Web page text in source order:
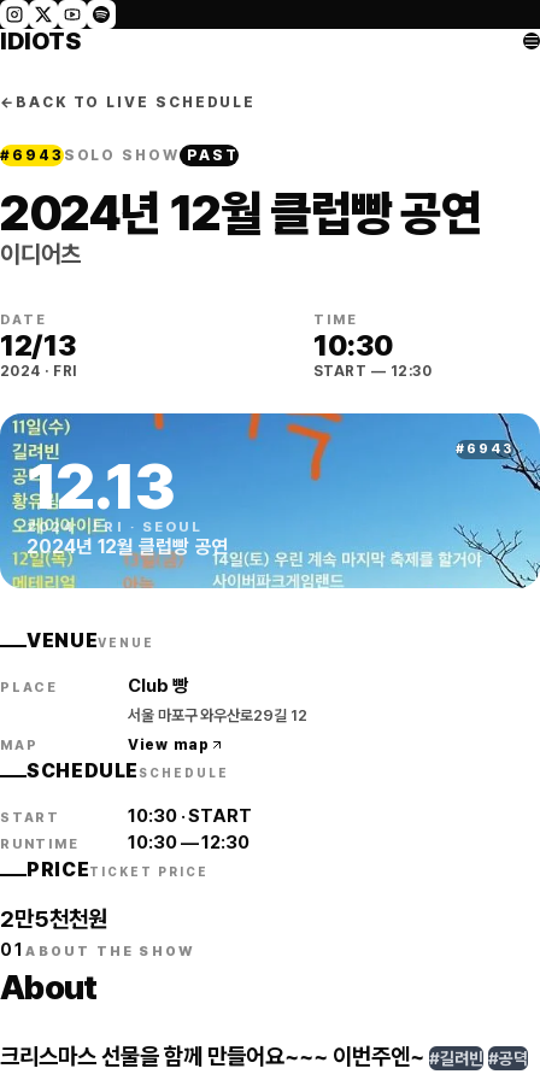
IDIOTS
← BACK TO LIVE SCHEDULE
# 6943SOLO SHOW PAST
2024년 12월 클럽빵 공연
이디어츠
DATE
12/13
2024 · FRI
TIME
10:30
START — 12:30
# 6943
12.13
2024·FRI · SEOUL
2024년 12월 클럽빵 공연
VENUEVENUE
PLACE Club 빵
서울 마포구 와우산로29길 12
MAP View map
SCHEDULE SCHEDULE
START 10:30·START
RUNTIME 10:30—12:30
PRICETICKET PRICE
2만5천천원
01ABOUT THE SHOW
About
크리스마스 선물을 함께 만들어요~~~ 이번주엔~ #길려빈 #공뎍